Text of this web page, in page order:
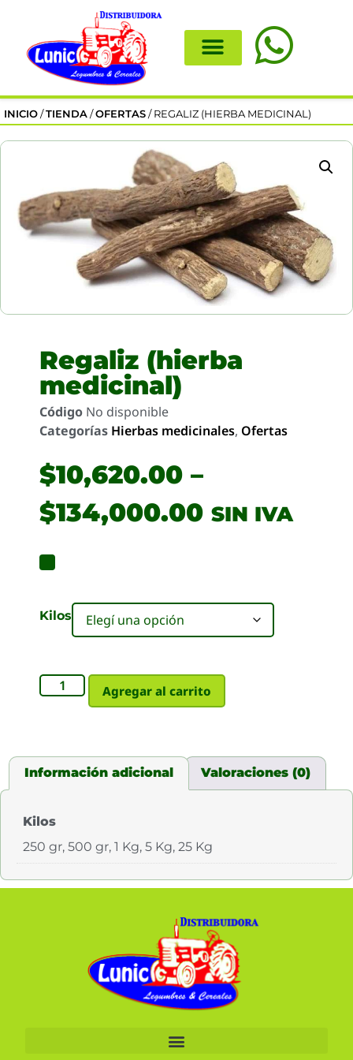
INICIO /TIENDA /OFERTAS / REGALIZ (HIERBA MEDICINAL)
Regaliz (hierba
medicinal)
Código No disponible
Categorías Hierbas medicinales, Ofertas
$10,620.00 –
$134,000.00 SIN IVA
Kilos
Agregar al carrito
Información adicional Valoraciones (0)
Kilos
250 gr, 500 gr, 1 Kg, 5 Kg, 25 Kg